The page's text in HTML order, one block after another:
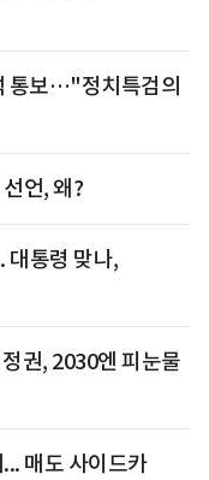
통보…"정치특검의
언, 왜?
대통령 맞나,
권, 2030엔 피눈물
매도 사이드카